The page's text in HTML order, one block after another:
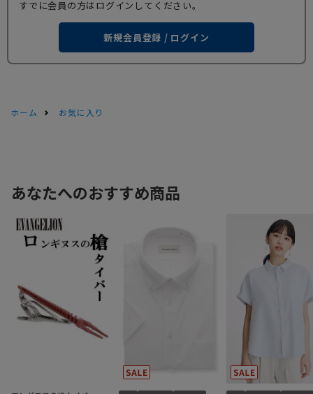
すでに会員の方はログインしてください。
新規会員登録 / ログイン
ホーム お気に入り